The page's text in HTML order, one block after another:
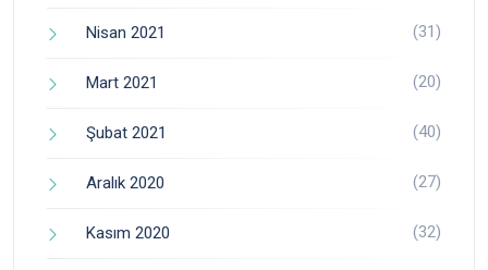
Nisan 2021 (31)
Mart 2021 (20)
Şubat 2021 (40)
Aralık 2020 (27)
Kasım 2020 (32)